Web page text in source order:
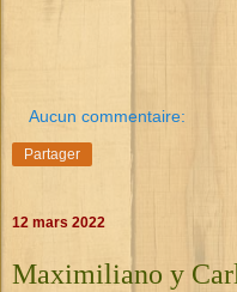
Aucun commentaire:
Partager
12 mars 2022
Maximiliano y